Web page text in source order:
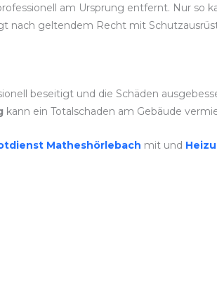
am Ursprung entfernt. Nur so
nach geltendem Recht mit
beseitigt und die Schäden
kann ein Totalschaden am Gebäude
Matheshörlebach mit und